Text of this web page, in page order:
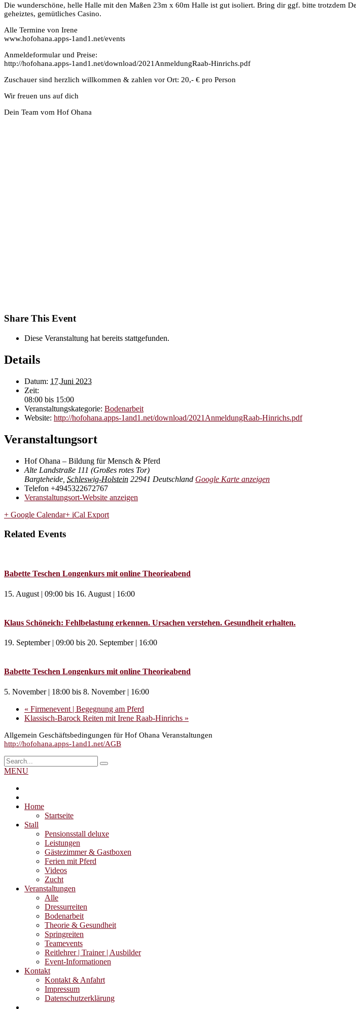
Die wunderschöne, helle Halle mit den Maßen 23m x 60m Halle ist gut isoliert. Bring dir ggf. bitte trotzdem
geheiztes, gemütliches Casino.
Alle Termine von Irene
www.hofohana.apps-1and1.net/events
Anmeldeformular und Preise:
http://hofohana.apps-1and1.net/download/2021AnmeldungRaab-Hinrichs.pdf
Zuschauer sind herzlich willkommen & zahlen vor Ort: 20,- € pro Person
Wir freuen uns auf dich
Dein Team vom Hof Ohana
Share This Event
Diese Veranstaltung hat bereits stattgefunden.
Details
Datum: 17.Juni 2023
Zeit:
08:00 bis 15:00
Veranstaltungskategorie: Bodenarbeit
Website: http://hofohana.apps-1and1.net/download/2021AnmeldungRaab-Hinrichs.pdf
Veranstaltungsort
Hof Ohana – Bildung für Mensch & Pferd
Alte Landstraße 111 (Großes rotes Tor)
Bargteheide Schleswig-Holstein 22941 Deutschland Google Karte anzeigen
Telefon +4945322672767
Veranstaltungsort-Website anzeigen
+ Google Calendar+ iCal Export
Related Events
Babette Teschen Longenkurs mit online Theorieabend
15. August | 09:00 bis 16. August | 16:00
Klaus Schöneich: Fehlbelastung erkennen. Ursachen verstehen. Gesundheit erhalten.
19. September | 09:00 bis 20. September | 16:00
Babette Teschen Longenkurs mit online Theorieabend
5. November | 18:00 bis 8. November | 16:00
« Firmenevent | Begegnung am Pferd
Klassisch-Barock Reiten mit Irene Raab-Hinrichs »
Allgemein Geschäftsbedingungen für Hof Ohana Veranstaltungen
http://hofohana.apps-1and1.net/AGB
MENU
Home
Startseite
Stall
Pensionsstall deluxe
Leistungen
Gästezimmer & Gastboxen
Ferien mit Pferd
Videos
Zucht
Veranstaltungen
Alle
Dressurreiten
Bodenarbeit
Theorie & Gesundheit
Springreiten
Teamevents
Reitlehrer | Trainer | Ausbilder
Event-Informationen
Kontakt
Kontakt & Anfahrt
Impressum
Datenschutzerklärung